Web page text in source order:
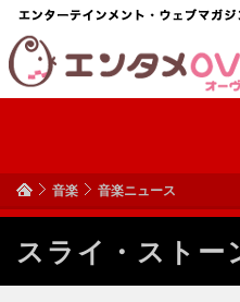
音楽 音楽ニュース
スライ・ストー